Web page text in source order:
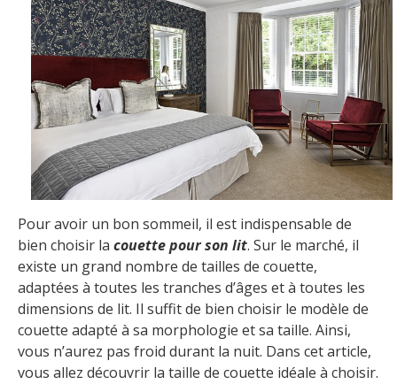
Pour avoir un bon sommeil, il est indispensable de
bien choisir la couettepour son lit. Sur le marché, il
existe un grand nombre de tailles de couette,
adaptées à toutes les tranches d’âges et à toutes les
dimensions de lit. Il suffit de bien choisir le modèle de
couette adapté à sa morphologie et sa taille. Ainsi,
vous n’aurez pas froid durant la nuit. Dans cet article,
vous allez découvrir la taille de couette idéale à choisir.